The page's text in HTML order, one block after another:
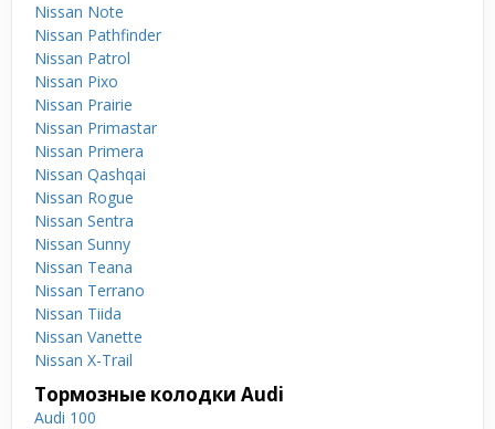
Nissan Note
Nissan Pathfinder
Nissan Patrol
Nissan Pixo
Nissan Prairie
Nissan Primastar
Nissan Primera
Nissan Qashqai
Nissan Rogue
Nissan Sentra
Nissan Sunny
Nissan Teana
Nissan Terrano
Nissan Tiida
Nissan Vanette
Nissan X-Trail
Тормозные колодки Audi
Audi 100